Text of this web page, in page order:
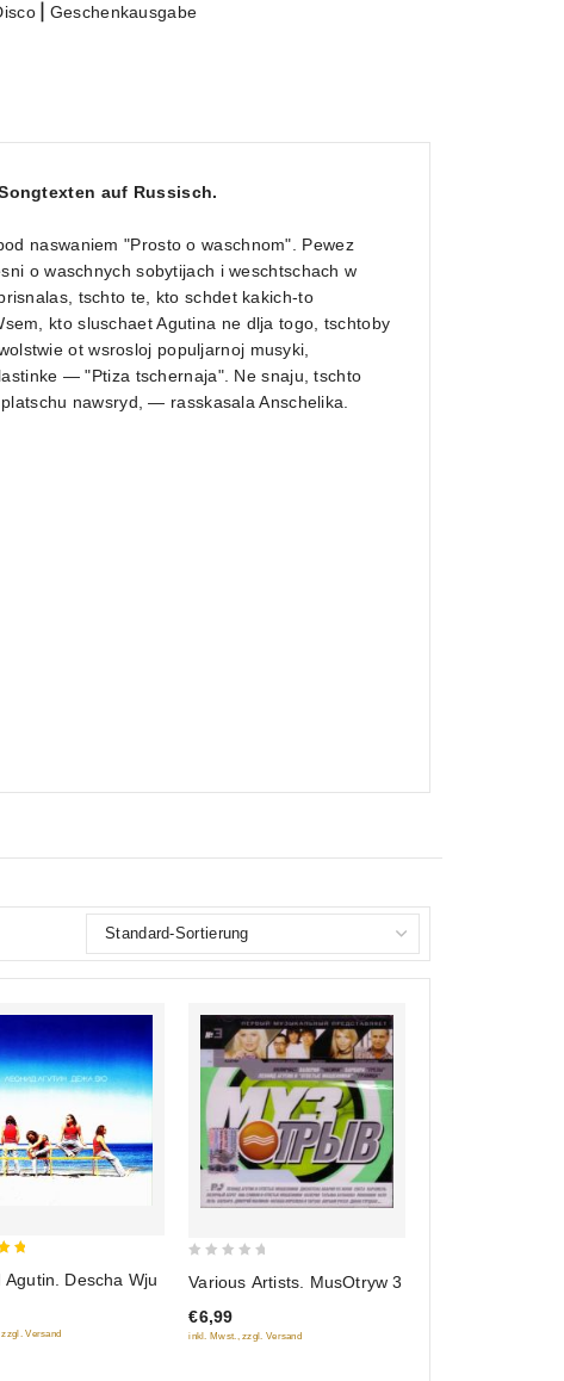
| Geschenkausgabe
auf Russisch.
naswaniem "Prosto o waschnom". Pewez
o waschnych sobytijach i weschtschach w
tschto te, kto schdet kakich-to
kto sluschaet Agutina ne dlja togo, tschtoby
ot wsrosloj populjarnoj musyki,
— "Ptiza tschernaja". Ne snaju, tschto
nawsryd, — rasskasala Anschelika.
Agutin. Descha Wju
Versand
of
5
Various Artists. MusOtryw 3
€6,99
inkl. Mwst., zzgl. Versand